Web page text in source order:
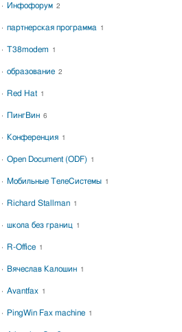
Инфофорум 2
партнерская программа 1
T38modem 1
образование 2
Red Hat 1
ПингВин 6
Конференция 1
Open Document (ODF) 1
Мобильные ТелеСистемы 1
Richard Stallman 1
школа без границ 1
R-Office 1
Вячеслав Калошин 1
Avantfax 1
PingWin Fax machine 1